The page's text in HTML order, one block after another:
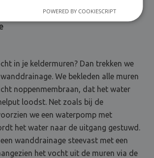
in je keldermuren? Dan trekken we
We bekleden alle muren
noppenmembraan, dat het water
loodst. Net zoals bij de
we een waterpomp met
het water naar de uitgang gestuwd.
wanddrainage steevast met een
het vocht uit de muren via de
POWERED BY COOKIESCRIPT